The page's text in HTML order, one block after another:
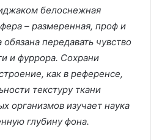
белоснежная
– размеренная, проф и
передавать чувство
и фуррора. Сохрани
как в референсе,
текстуру ткани
организмов изучает наука
глубину фона.